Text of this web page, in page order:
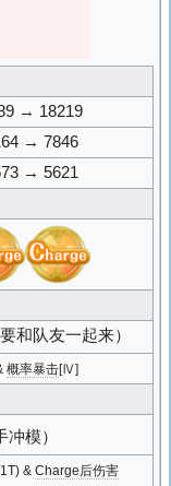
→ 18219
→ 7846
→ 5621
要和队友一起来）
概率暴击[Ⅳ]
冲模）
& Charge后伤害